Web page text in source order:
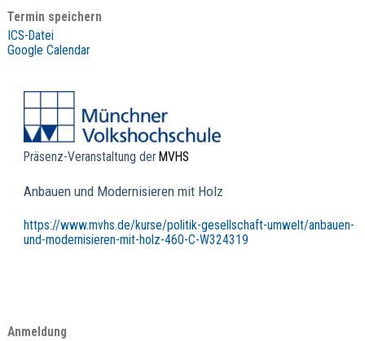
Termin speichern
ICS-Datei
Google Calendar
Präsenz-Veranstaltung der MVHS
Anbauen und Modernisieren mit Holz
https://www.mvhs.de/kurse/politik-gesellschaft-umwelt/anbauen-
und-modernisieren-mit-holz-460-C-W324319
Anmeldung